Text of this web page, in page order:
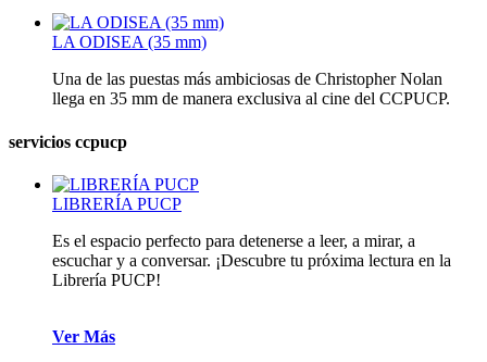
LA ODISEA (35 mm)
Una de las puestas más ambiciosas de Christopher Nolan
llega en 35 mm de manera exclusiva al cine del CCPUCP.
servicios ccpucp
LIBRERÍA PUCP
Es el espacio perfecto para detenerse a leer, a mirar, a
escuchar y a conversar. ¡Descubre tu próxima lectura en la
Librería PUCP!
Ver Más